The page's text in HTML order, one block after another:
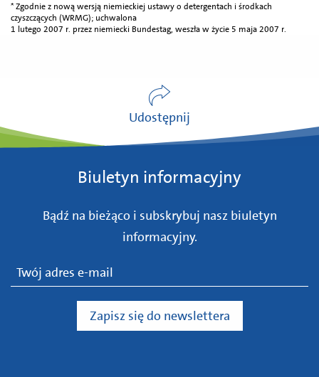
* Zgodnie z nową wersją niemieckiej ustawy o detergentach i środkach
czyszczących (WRMG); uchwalona
1 lutego 2007 r. przez niemiecki Bundestag, weszła w życie 5 maja 2007 r.
Udostępnij
Biuletyn informacyjny
Bądź na bieżąco i subskrybuj nasz biuletyn
informacyjny.